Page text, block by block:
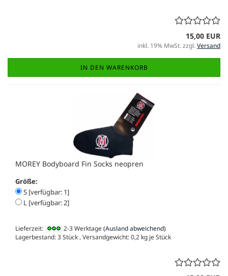
15,00 EUR
inkl. 19% MwSt. zzgl.Versand
IN DEN WARENKORB
MOREY Bodyboard Fin Socks neopren
Größe:
S [verfügbar: 1]
L [verfügbar: 2]
Lieferzeit: 2-3 Werktage(Ausland abweichend)
Lagerbestand: 3 Stück , Versandgewicht:0,2 kg je Stück